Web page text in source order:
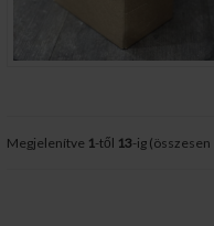
Megjelenítve 1-től 13-ig (összesen